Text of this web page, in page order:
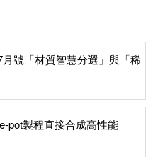
月號「材質智慧分選」與「稀
pot製程直接合成高性能